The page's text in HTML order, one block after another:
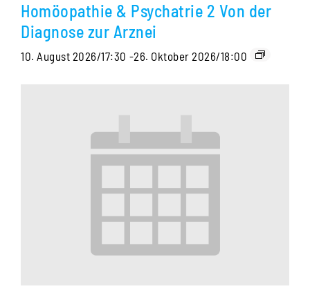
Homöopathie & Psychatrie 2 Von der
Diagnose zur Arznei
10. August 2026/17:30 -26. Oktober 2026/18:00